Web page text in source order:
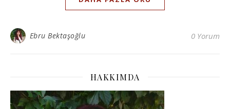
Ebru Bektaşoğlu 0 Yorum
HAKKIMDA